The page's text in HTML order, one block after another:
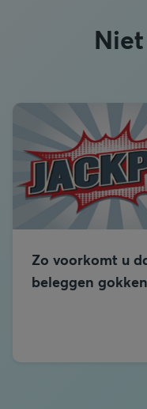
Zo voorkomt u
beleggen